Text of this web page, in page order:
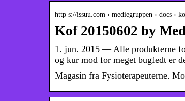
http s://issuu.com › mediegruppen › docs ›
Kof 20150602 by
1. jun. 2015 — Alle produkterne
og kur mod for meget bugfedt er
Magasin fra Fysioterapeuterne.